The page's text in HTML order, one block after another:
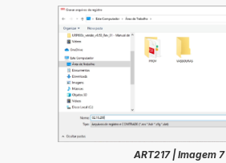
ART217 | Imagem 7